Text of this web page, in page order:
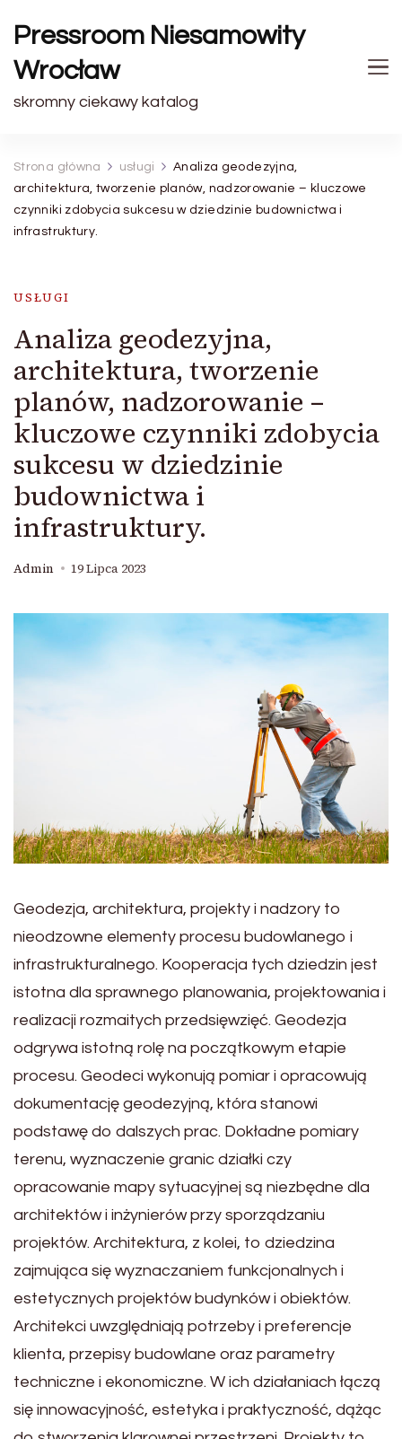
Pressroom Niesamowity
Wrocław
skromny ciekawy katalog
Strona główna usługi
Analiza geodezyjna,
architektura, tworzenie planów, nadzorowanie – kluczowe
czynniki zdobycia sukcesu w dziedzinie budownictwa i
infrastruktury.
USŁUGI
Analiza geodezyjna,
architektura, tworzenie
planów, nadzorowanie –
kluczowe czynniki zdobycia
sukcesu w dziedzinie
budownictwa i
infrastruktury.
Admin 19 Lipca 2023
Geodezja, architektura, projekty i nadzory to
nieodzowne elementy procesu budowlanego i
infrastrukturalnego. Kooperacja tych dziedzin jest
istotna dla sprawnego planowania, projektowania i
realizacji rozmaitych przedsięwzięć. Geodezja
odgrywa istotną rolę na początkowym etapie
procesu. Geodeci wykonują pomiar i opracowują
dokumentację geodezyjną, która stanowi
podstawę do dalszych prac. Dokładne pomiary
terenu, wyznaczenie granic działki czy
opracowanie mapy sytuacyjnej są niezbędne dla
architektów i inżynierów przy sporządzaniu
projektów. Architektura, z kolei, to dziedzina
zajmująca się wyznaczaniem funkcjonalnych i
estetycznych projektów budynków i obiektów.
Architekci uwzględniają potrzeby i preferencje
klienta, przepisy budowlane oraz parametry
techniczne i ekonomiczne. W ich działaniach łączą
się innowacyjność, estetyka i praktyczność, dążąc